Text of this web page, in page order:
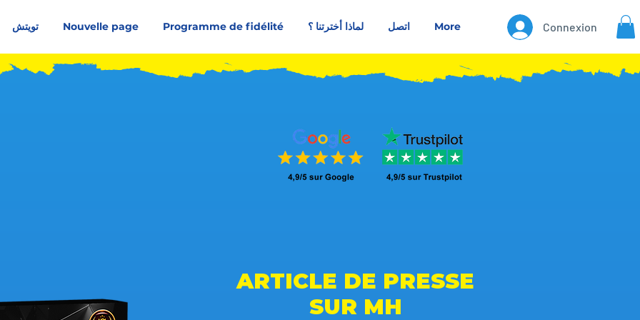
تويتش Nouvelle page Programme de fidélité لماذا أخترتنا ؟ اتصل More Connexion
ARTICLE DE PRESSE
SUR MH